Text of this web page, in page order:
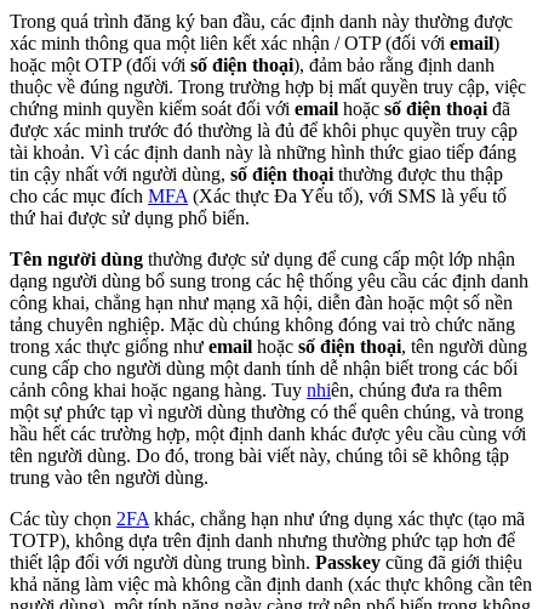
Trong quá trình đăng ký ban đầu, các định danh này thường được
xác minh thông qua một liên kết xác nhận / OTP (đối với email)
hoặc một OTP (đối với số điện thoại), đảm bảo rằng định danh
thuộc về đúng người. Trong trường hợp bị mất quyền truy cập, việc
chứng minh quyền kiểm soát đối với email hoặc số điện thoại đã
được xác minh trước đó thường là đủ để khôi phục quyền truy cập
tài khoản. Vì các định danh này là những hình thức giao tiếp đáng
tin cậy nhất với người dùng, số điện thoại thường được thu thập
cho các mục đích MFA (Xác thực Đa Yếu tố), với SMS là yếu tố
thứ hai được sử dụng phổ biến.
Tên người dùng thường được sử dụng để cung cấp một lớp nhận
dạng người dùng bổ sung trong các hệ thống yêu cầu các định danh
công khai, chẳng hạn như mạng xã hội, diễn đàn hoặc một số nền
tảng chuyên nghiệp. Mặc dù chúng không đóng vai trò chức năng
trong xác thực giống như email hoặc số điện thoại, tên người dùng
cung cấp cho người dùng một danh tính dễ nhận biết trong các bối
cảnh công khai hoặc ngang hàng. Tuy nhiên, chúng đưa ra thêm
một sự phức tạp vì người dùng thường có thể quên chúng, và trong
hầu hết các trường hợp, một định danh khác được yêu cầu cùng với
tên người dùng. Do đó, trong bài viết này, chúng tôi sẽ không tập
trung vào tên người dùng.
Các tùy chọn 2FA khác, chẳng hạn như ứng dụng xác thực (tạo mã
TOTP), không dựa trên định danh nhưng thường phức tạp hơn để
thiết lập đối với người dùng trung bình. Passkey cũng đã giới thiệu
khả năng làm việc mà không cần định danh (xác thực không cần tên